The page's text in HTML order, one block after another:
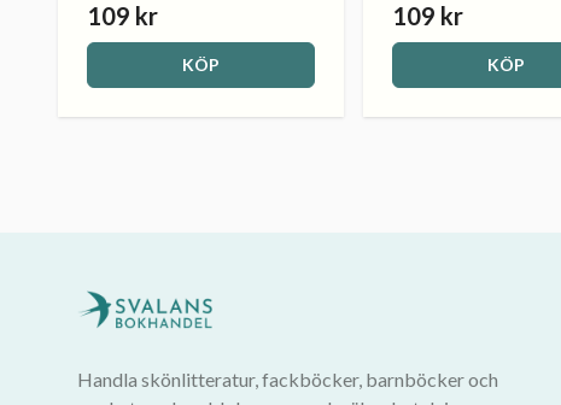
109 kr
KÖP
109 kr
KÖP
Handla skönlitteratur, fackböcker, barnböcker och